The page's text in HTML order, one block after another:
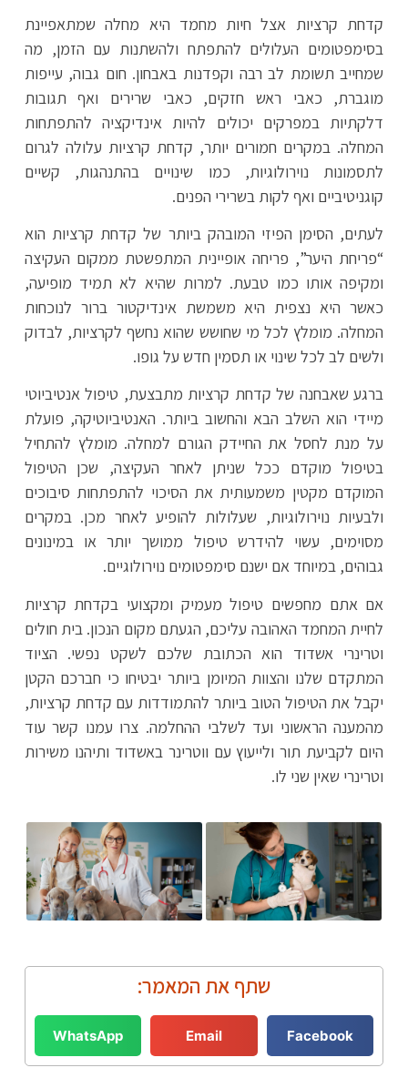
קדחת קרציות אצל חיות מחמד היא מחלה שמתאפיינת
בסימפטומים העלולים להתפתח ולהשתנות עם הזמן, מה
שמחייב תשומת לב רבה וקפדנות באבחון. חום גבוה, עייפות
מוגברת, כאבי ראש חזקים, כאבי שרירים ואף תגובות
דלקתיות במפרקים יכולים להיות אינדיקציה להתפתחות
המחלה. במקרים חמורים יותר, קדחת קרציות עלולה לגרום
לתסמונות נוירולוגיות, כמו שינויים בהתנהגות, קשיים
קוגניטיביים ואף לקות בשרירי הפנים.
לעתים, הסימן הפיזי המובהק ביותר של קדחת קרציות הוא
“פריחת היער”, פריחה אופיינית המתפשטת ממקום העקיצה
ומקיפה אותו כמו טבעת. למרות שהיא לא תמיד מופיעה,
כאשר היא נצפית היא משמשת אינדיקטור ברור לנוכחות
המחלה. מומלץ לכל מי שחושש שהוא נחשף לקרציות, לבדוק
ולשים לב לכל שינוי או תסמין חדש על גופו.
ברגע שאבחנה של קדחת קרציות מתבצעת, טיפול אנטיביוטי
מיידי הוא השלב הבא והחשוב ביותר. האנטיביוטיקה, פועלת
על מנת לחסל את החיידק הגורם למחלה. מומלץ להתחיל
בטיפול מוקדם ככל שניתן לאחר העקיצה, שכן הטיפול
המוקדם מקטין משמעותית את הסיכוי להתפתחות סיבוכים
ולבעיות נוירולוגיות, שעלולות להופיע לאחר מכן. במקרים
מסוימים, עשוי להידרש טיפול ממושך יותר או במינונים
גבוהים, במיוחד אם ישנם סימפטומים נוירולוגיים.
אם אתם מחפשים טיפול מעמיק ומקצועי בקדחת קרציות
לחיית המחמד האהובה עליכם, הגעתם מקום הנכון. בית חולים
וטרינרי אשדוד הוא הכתובת שלכם לשקט נפשי. הציוד
המתקדם שלנו והצוות המיומן ביותר יבטיחו כי חברכם הקטן
יקבל את הטיפול הטוב ביותר להתמודדות עם קדחת קרציות,
מהמענה הראשוני ועד לשלבי ההחלמה. צרו עמנו קשר עוד
היום לקביעת תור ולייעוץ עם ווטרינר באשדוד ותיהנו משירות
וטרינרי שאין שני לו.
שתף את המאמר:
Facebook
Email
WhatsApp